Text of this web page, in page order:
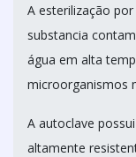
A esterilização
substancia
água em alta
microorganismos
A autoclave
altamente